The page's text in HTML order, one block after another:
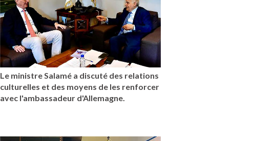
Le ministre Salamé a discuté des relations
culturelles et des moyens de les renforcer
avec l'ambassadeur d'Allemagne.